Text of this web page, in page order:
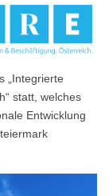
„Integrierte
statt, welches
Entwicklung